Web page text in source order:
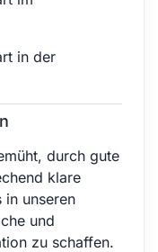
in der
durch gute
klare
in unseren
und
zu schaffen.